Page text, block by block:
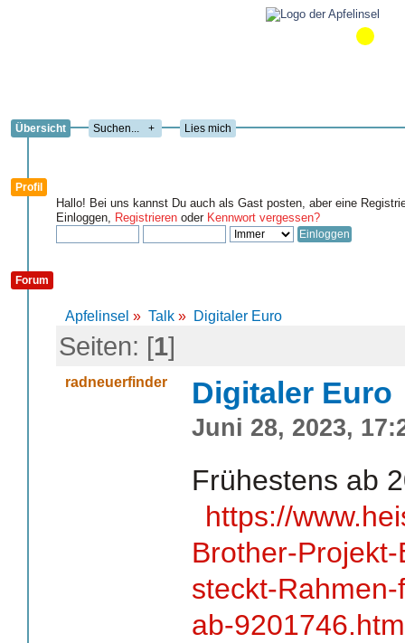
Übersicht + Lies mich
Profil
Hallo! Bei uns kannst Du auch als Gast posten, aber eine
Einloggen, Registrieren oder Kennwort vergessen?
Forum
Apfelinsel » Talk » Digitaler Euro
Seiten: [1]
radneuerfinder Digitaler Euro
Juni 28, 2023,
Frühestens ab
https://
Brother-
steckt-
ab-